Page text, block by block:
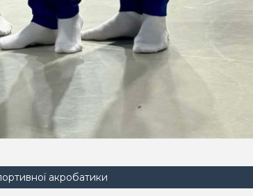
акробатики